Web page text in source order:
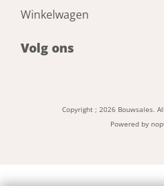
Winkelwagen
Volg ons
Copyright ; 2026 Bouwsales.
Powered by